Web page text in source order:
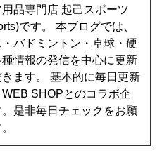
品専門店 起己スポーツ
です。 本ブログでは、
バドミントン・卓球・硬
情報の発信を中心に更新
ます。 基本的に毎日更新
SHOPとのコラボ企
是非毎日チェックをお願